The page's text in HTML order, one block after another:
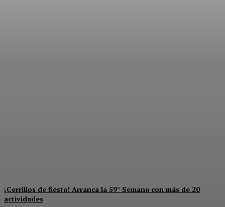
¡Cerrillos de fiesta! Arranca la 59° Semana con más de 20
actividades